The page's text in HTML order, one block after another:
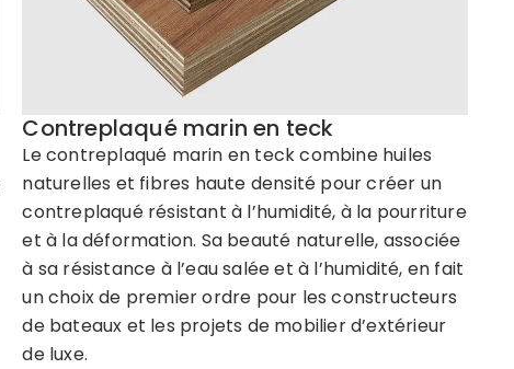
Contreplaqué marin en teck
Le contreplaqué marin en teck combine huiles
naturelles et fibres haute densité pour créer un
contreplaqué résistant à l’humidité, à la pourriture
et à la déformation. Sa beauté naturelle, associée
à sa résistance à l’eau salée et à l’humidité, en fait
un choix de premier ordre pour les constructeurs
de bateaux et les projets de mobilier d’extérieur
de luxe.